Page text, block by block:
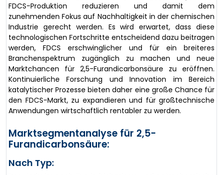
FDCS-Produktion reduzieren und damit dem
zunehmenden Fokus auf Nachhaltigkeit in der chemischen
Industrie gerecht werden. Es wird erwartet, dass diese
technologischen Fortschritte entscheidend dazu beitragen
werden, FDCS erschwinglicher und für ein breiteres
Branchenspektrum zugänglich zu machen und neue
Marktchancen für 2,5-Furandicarbonsäure zu eröffnen.
Kontinuierliche Forschung und Innovation im Bereich
katalytischer Prozesse bieten daher eine große Chance für
den FDCS-Markt, zu expandieren und für großtechnische
Anwendungen wirtschaftlich rentabler zu werden.
Marktsegmentanalyse für 2,5-
Furandicarbonsäure:
Nach Typ: